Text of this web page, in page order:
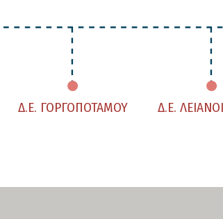
Δ.Ε. ΓΟΡΓΟΠΟΤΑΜΟΥ Δ.Ε.